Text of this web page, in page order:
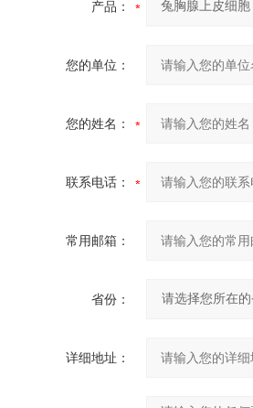
产品：
您的单位：
您的姓名：
联系电话：
常用邮箱：
省份：
详细地址：